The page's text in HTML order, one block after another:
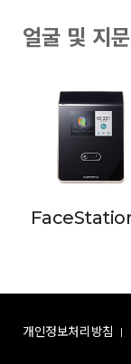
얼굴 및 지
개인정보처리방침